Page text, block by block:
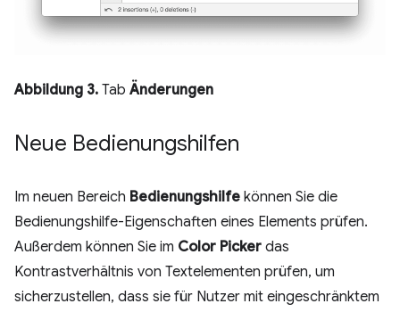
Abbildung 3. Tab Änderungen
Neue Bedienungshilfen
Im neuen Bereich Bedienungshilfe können Sie die
Bedienungshilfe-Eigenschaften eines Elements prüfen.
Außerdem können Sie im Color Picker das
Kontrastverhältnis von Textelementen prüfen, um
sicherzustellen, dass sie für Nutzer mit eingeschränktem